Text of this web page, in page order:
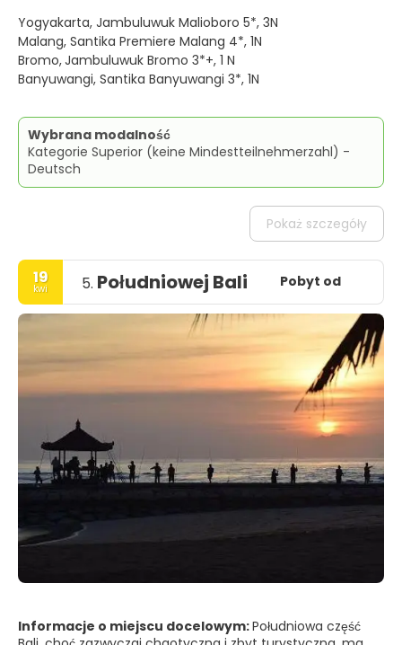
Yogyakarta, Jambuluwuk Malioboro 5*, 3N
Malang, Santika Premiere Malang 4*, 1N
Bromo,Jambuluwuk Bromo 3*+, 1 N
Banyuwangi, Santika Banyuwangi 3*, 1N
Wybrana modalność
Kategorie Superior (keine Mindestteilnehmerzahl) -
Deutsch
Pokaż szczegóły
19
kwi 5. Południowej Bali Pobyt od
Informacje o miejscu docelowym:Południowa część